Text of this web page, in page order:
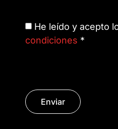
He leído y acepto
condiciones *
Enviar